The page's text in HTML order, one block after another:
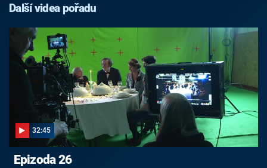
Další videa pořadu
32:45
Epizoda 26